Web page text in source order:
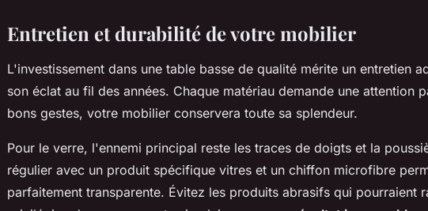
Entretien et durabilité de votre mobilier
L'investissement dans une table basse de qualité mérite un entretien
son éclat au fil des années. Chaque matériau demande une attention
bons gestes, votre mobilier conservera toute sa splendeur.
Pour le verre, l'ennemi principal reste les traces de doigts et la
régulier avec un produit spécifique vitres et un chiffon microfibre
parfaitement transparente. Évitez les produits abrasifs qui pourraient